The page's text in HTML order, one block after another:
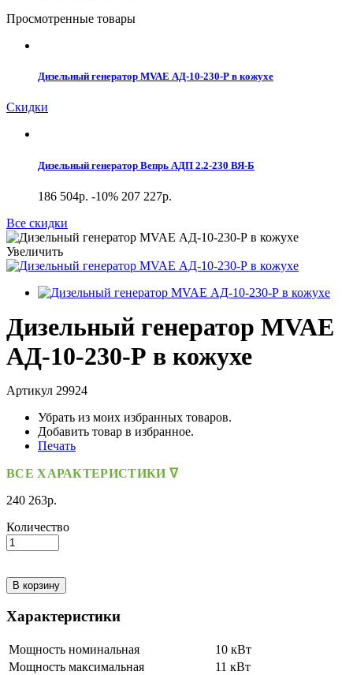
Просмотренные товары
Дизельный генератор MVAE АД-10-230-Р в кожухе
Скидки
Дизельный генератор Вепрь АДП 2.2-230 ВЯ-Б
186 504р. -10% 207 227р.
Все скидки
Увеличить
Дизельный генератор MVAE
АД-10-230-Р в кожухе
Артикул 29924
Убрать из моих избранных товаров.
Добавить товар в избранное.
Печать
ВСЕ ХАРАКТЕРИСТИКИ ᐁ
240 263р.
Количество
В корзину
Характеристики
Мощность номинальная
10 кВт
Мощность максимальная
11 кВт